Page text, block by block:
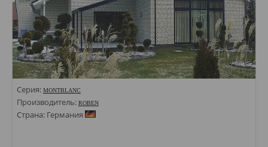
Серия: MONTBLANC
Производитель: ROBEN
Страна: Германия